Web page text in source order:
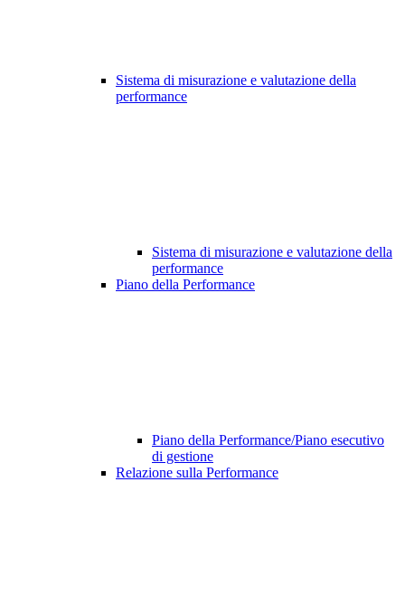
Sistema di misurazione e valutazione della
performance
Sistema di misurazione e valutazione della
performance
Piano della Performance
Piano della Performance/Piano esecutivo
di gestione
Relazione sulla Performance